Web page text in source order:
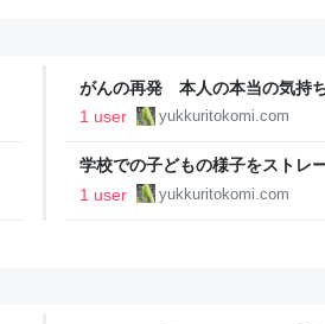
がんの再発 本人の本当の気持
っくりトコミ
1 user yukkuritokomi.com
学校での子どもの様子をストレ
苦悩 - ５０代✿ゆっくりトコミ
1 user yukkuritokomi.com